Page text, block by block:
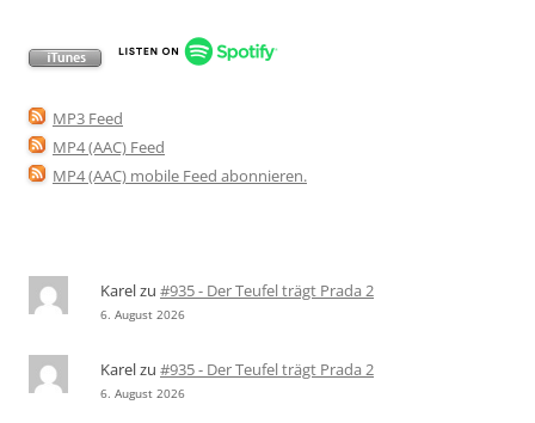
MP3 Feed
MP4 (AAC) Feed
MP4 (AAC) mobile Feed abonnieren.
Karelzu #935 - Der Teufel trägt Prada 2
6. August 2026
Karelzu #935 - Der Teufel trägt Prada 2
6. August 2026